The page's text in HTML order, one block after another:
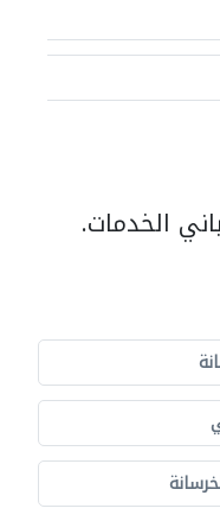
الخدمات.